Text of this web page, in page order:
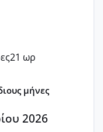
21 ωρ
μήνες
2026